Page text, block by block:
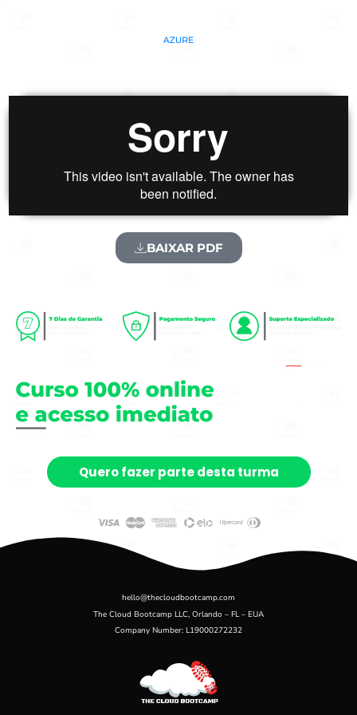
BAIXAR PDF
Quero fazer parte desta turma
hello@thecloudbootcamp.com
The Cloud Bootcamp LLC, Orlando – FL – EUA
Company Number: L19000272232